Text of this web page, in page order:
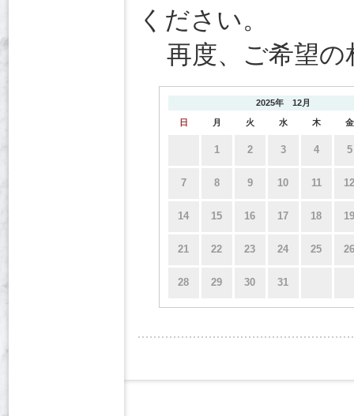
ください。
再度、ご希望の
2025年 12月
日 月 火 水 木 金
1 2 3 4 5
7 8 9 10 11 12
14 15 16 17 18 19
21 22 23 24 25 26
28 29 30 31